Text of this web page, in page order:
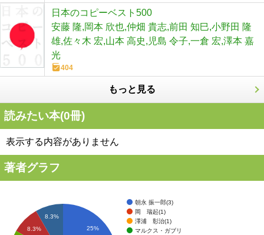
日本のコピーベスト500
安藤 隆,岡本 欣也,仲畑 貴志,前田 知巳,小野田 隆
雄,佐々木 宏,山本 高史,児島 令子,一倉 宏,澤本 嘉
光
404
もっと見る
読みたい本(0冊)
表示する内容がありません
著者グラフ
朝永 振一郎(3)
岡 瑞起(1)
澤浦 彰治(1)
マルクス・ガブリ
25%
8.3%
8.3%